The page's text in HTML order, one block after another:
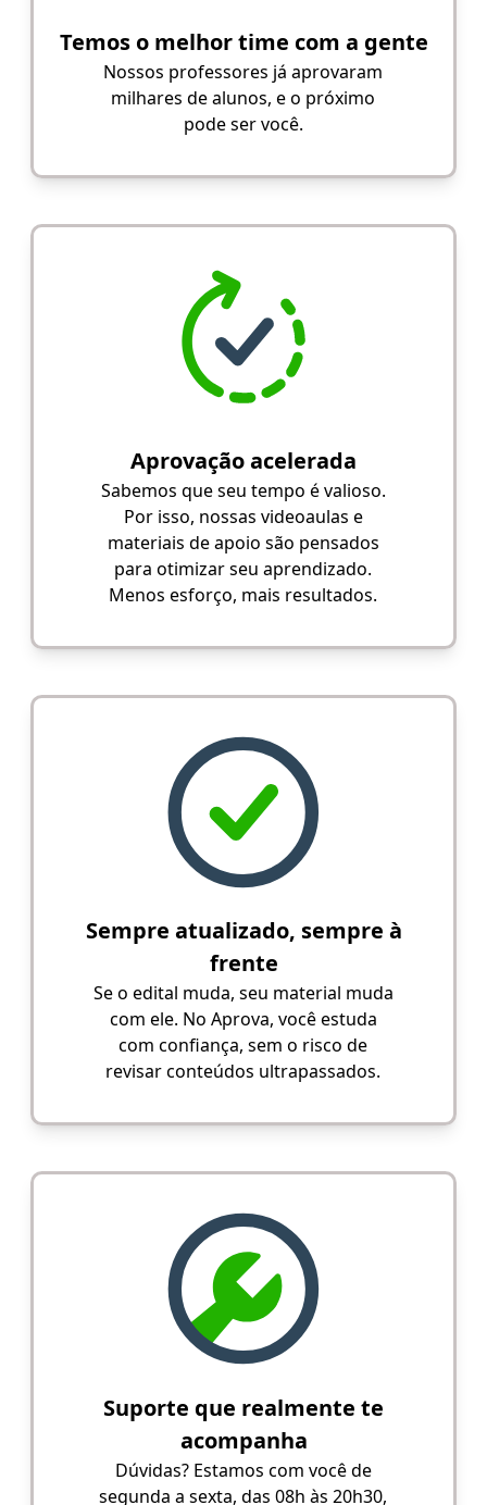
Temos o melhor time com a gente
Nossos professores já aprovaram
milhares de alunos, e o próximo
pode ser você.
Aprovação acelerada
Sabemos que seu tempo é valioso.
Por isso, nossas videoaulas e
materiais de apoio são pensados
para otimizar seu aprendizado.
Menos esforço, mais resultados.
Sempre atualizado, sempre à
frente
Se o edital muda, seu material muda
com ele. No Aprova, você estuda
com confiança, sem o risco de
revisar conteúdos ultrapassados.
Suporte que realmente te
acompanha
Dúvidas? Estamos com você de
segunda a sexta, das 08h às 20h30,